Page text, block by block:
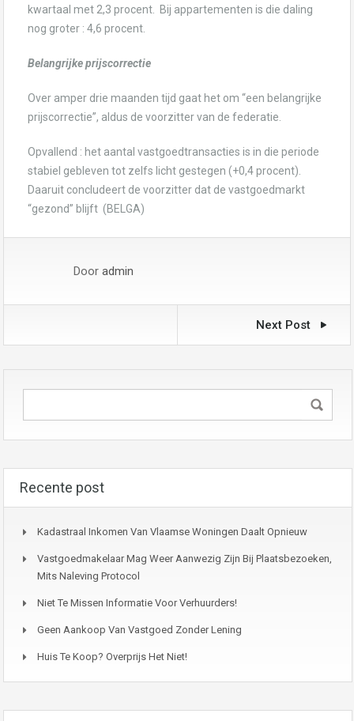
kwartaal met 2,3 procent. Bij appartementen is die daling
nog groter : 4,6 procent.
Belangrijke prijscorrectie
Over amper drie maanden tijd gaat het om “een belangrijke
prijscorrectie”, aldus de voorzitter van de federatie.
Opvallend : het aantal vastgoedtransacties is in die periode
stabiel gebleven tot zelfs licht gestegen (+0,4 procent).
Daaruit concludeert de voorzitter dat de vastgoedmarkt
“gezond” blijft (BELGA)
Door admin
Next Post
Recente post
Kadastraal Inkomen Van Vlaamse Woningen Daalt Opnieuw
Vastgoedmakelaar Mag Weer Aanwezig Zijn Bij Plaatsbezoeken,
Mits Naleving Protocol
Niet Te Missen Informatie Voor Verhuurders!
Geen Aankoop Van Vastgoed Zonder Lening
Huis Te Koop? Overprijs Het Niet!